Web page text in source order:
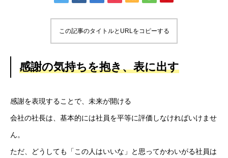
この記事のタイトルとURLをコピーする
感謝の気持ちを抱き、表に出す
感謝を表現することで、未来が開ける
会社の社長は、基本的には社員を平等に評価しなければいけませ
ん。
ただ、どうしても「この人はいいな」と思ってかわいがる社員は